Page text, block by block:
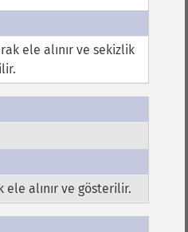
ele alınır ve sekizlik
alınır ve gösterilir.